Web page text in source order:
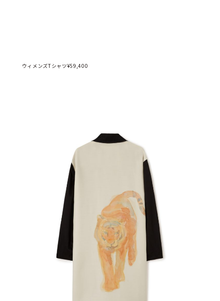
ウィメンズTシャツ¥59,400